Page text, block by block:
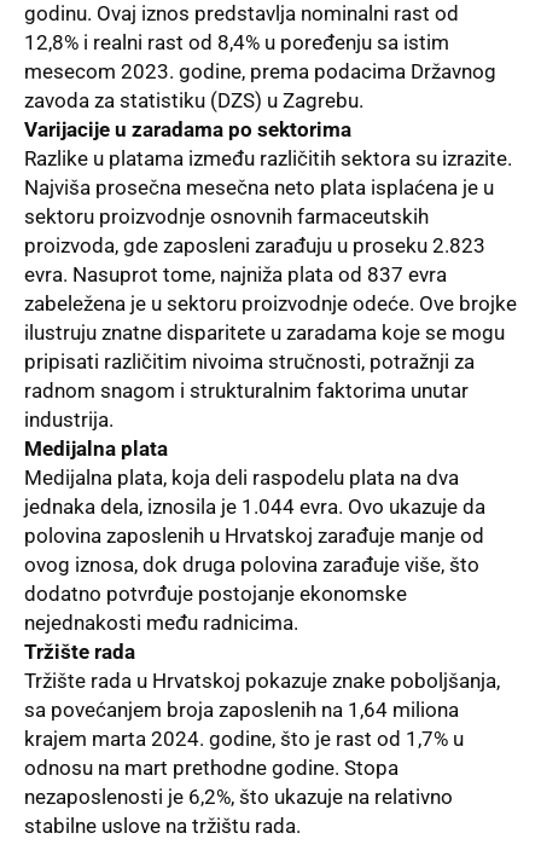
godinu. Ovaj iznos predstavlja nominalni rast od
12,8% i realni rast od 8,4% u poređenju sa istim
mesecom 2023. godine, prema podacima Državnog
zavoda za statistiku (DZS) u Zagrebu.
Varijacije u zaradama po sektorima
Razlike u platama između različitih sektora su izrazite.
Najviša prosečna mesečna neto plata isplaćena je u
sektoru proizvodnje osnovnih farmaceutskih
proizvoda, gde zaposleni zarađuju u proseku 2.823
evra. Nasuprot tome, najniža plata od 837 evra
zabeležena je u sektoru proizvodnje odeće. Ove brojke
ilustruju znatne disparitete u zaradama koje se mogu
pripisati različitim nivoima stručnosti, potražnji za
radnom snagom i strukturalnim faktorima unutar
industrija.
Medijalna plata
Medijalna plata, koja deli raspodelu plata na dva
jednaka dela, iznosila je 1.044 evra. Ovo ukazuje da
polovina zaposlenih u Hrvatskoj zarađuje manje od
ovog iznosa, dok druga polovina zarađuje više, što
dodatno potvrđuje postojanje ekonomske
nejednakosti među radnicima.
Tržište rada
Tržište rada u Hrvatskoj pokazuje znake poboljšanja,
sa povećanjem broja zaposlenih na 1,64 miliona
krajem marta 2024. godine, što je rast od 1,7% u
odnosu na mart prethodne godine. Stopa
nezaposlenosti je 6,2%, što ukazuje na relativno
stabilne uslove na tržištu rada.